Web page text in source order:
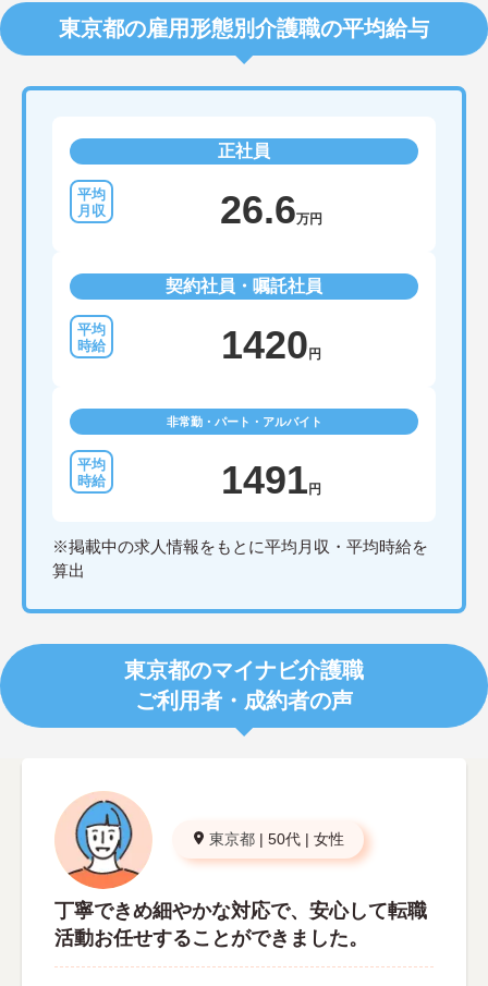
東京都の雇用形態別介護職の平均給与
正社員
26.6万円
契約社員・嘱託社員
1420 円
非常勤・パート・アルバイト
1491 円
※掲載中の求人情報をもとに平均月収・平均時給を
算出
東京都のマイナビ介護職
ご利用者・成約者の声
東京都 | 50代 | 女性
丁寧できめ細やかな対応で、安心して転職
活動お任せすることができました。